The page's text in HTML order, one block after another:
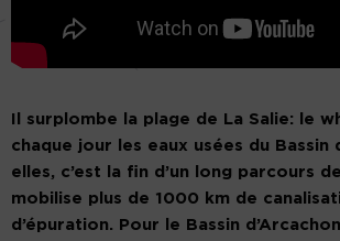
Il surplombe la plage de La Salie: le
chaque jour les eaux usées du Bassin
elles, c’est la fin d’un long parcours
mobilise plus de 1000 km de
d’épuration. Pour le Bassin